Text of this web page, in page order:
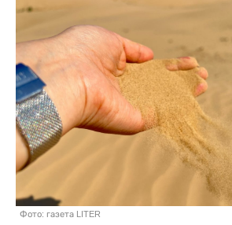
Фото: газета LITER